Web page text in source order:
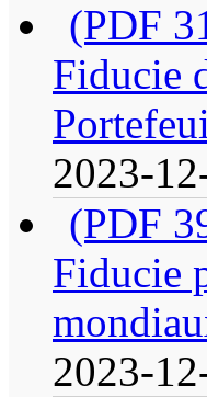
(PDF
Fiducie
2023-
(PDF
Fiducie
2023-